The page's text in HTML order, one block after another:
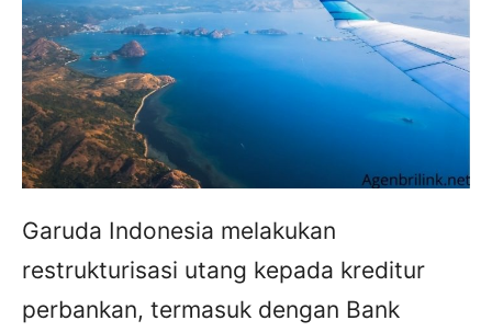
Garuda Indonesia melakukan
restrukturisasi utang kepada kreditur
perbankan, termasuk dengan Bank